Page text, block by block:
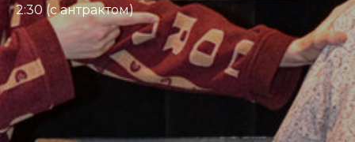
2:30 (с антрактом)